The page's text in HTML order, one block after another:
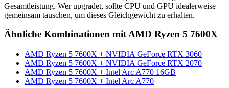
Gesamtleistung. Wer upgradet, sollte CPU und GPU idealerweise
gemeinsam tauschen, um dieses Gleichgewicht zu erhalten.
Ähnliche Kombinationen mit AMD Ryzen 5 7600X
AMD Ryzen 5 7600X + NVIDIA GeForce RTX 3060
AMD Ryzen 5 7600X + NVIDIA GeForce RTX 2070
AMD Ryzen 5 7600X + Intel Arc A770 16GB
AMD Ryzen 5 7600X + Intel Arc A770